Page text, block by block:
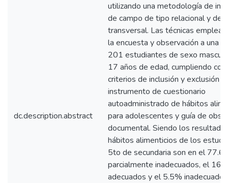
dc.description.abstract
utilizando una metodología de
de campo de tipo relacional y de
transversal. Las técnicas
la encuesta y observación a una
201 estudiantes de sexo
17 años de edad, cumpliendo
criterios de inclusión y exclusión
instrumento de cuestionario
autoadministrado de hábitos
para adolescentes y guía de
documental. Siendo los
hábitos alimenticios de los
5to de secundaria son en el
parcialmente inadecuados, el
adecuados y el 5.5%